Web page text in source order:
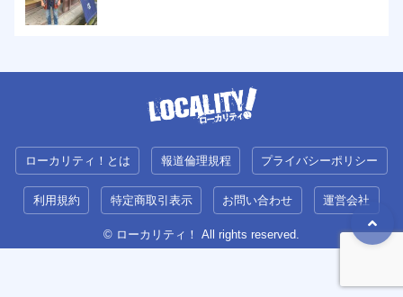
ローカリティ！とは 報道倫理規程 プライバシーポリシー
利用規約 特定商取引表示 お問い合わせ 運営会社
© ローカリティ！ All rights reserved.